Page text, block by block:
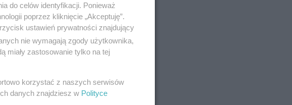
19
do celów identyfikacji. Ponieważ
poprzez kliknięcie „Akceptuję”.
ustawień prywatności znajdujący
nie wymagają zgody użytkownika,
miały zastosowanie tylko na tej
korzystać z naszych serwisów
danych znajdziesz w Polityce